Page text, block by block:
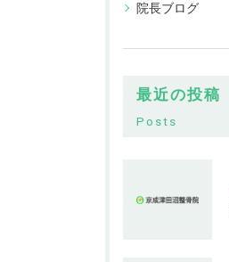
院長ブログ
最近の投稿
Posts